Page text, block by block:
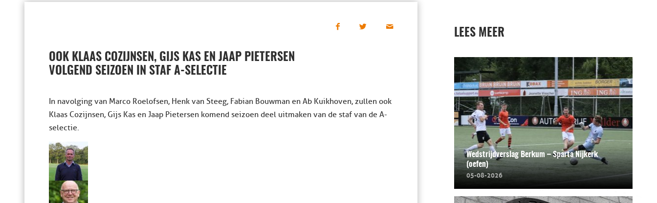
OOK KLAAS COZIJNSEN, GIJS KAS EN JAAP PIETERSEN
VOLGEND SEIZOEN IN STAF A-SELECTIE
In navolging van Marco Roelofsen, Henk van Steeg, Fabian Bouwman en Ab Kuikhoven, zullen ook
Klaas Cozijnsen, Gijs Kas en Jaap Pietersen komend seizoen deel uitmaken van de staf van de A-
selectie.
LEES MEER
Wedstrijdverslag Berkum – Sparta Nijkerk
(oefen)
05-08-2026